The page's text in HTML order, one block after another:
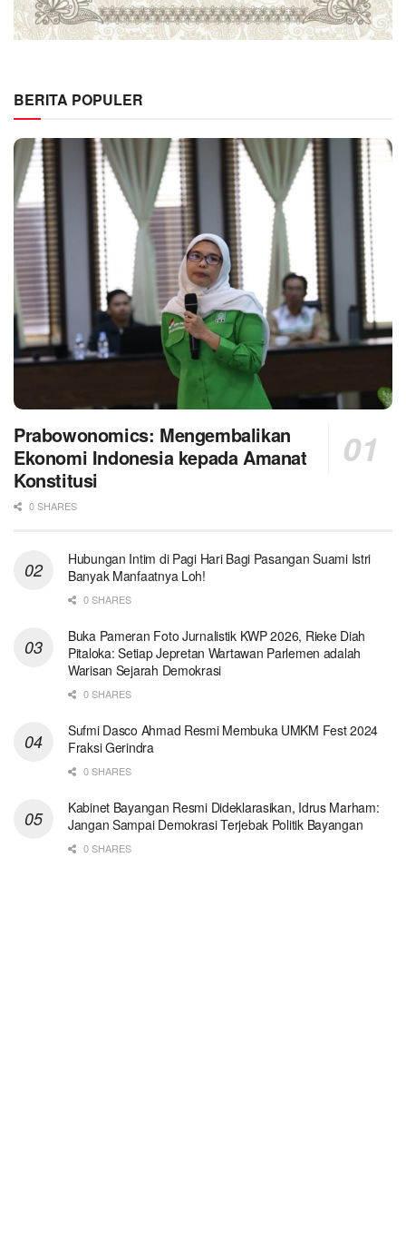
BERITA POPULER
Prabowonomics: Mengembalikan
Ekonomi Indonesia kepada Amanat
Konstitusi
0 SHARES
Hubungan Intim di Pagi Hari Bagi Pasangan Suami Istri
Banyak Manfaatnya Loh!
0 SHARES
Buka Pameran Foto Jurnalistik KWP 2026, Rieke Diah
Pitaloka: Setiap Jepretan Wartawan Parlemen adalah
Warisan Sejarah Demokrasi
0 SHARES
Sufmi Dasco Ahmad Resmi Membuka UMKM Fest 2024
Fraksi Gerindra
0 SHARES
Kabinet Bayangan Resmi Dideklarasikan, Idrus Marham:
Jangan Sampai Demokrasi Terjebak Politik Bayangan
0 SHARES